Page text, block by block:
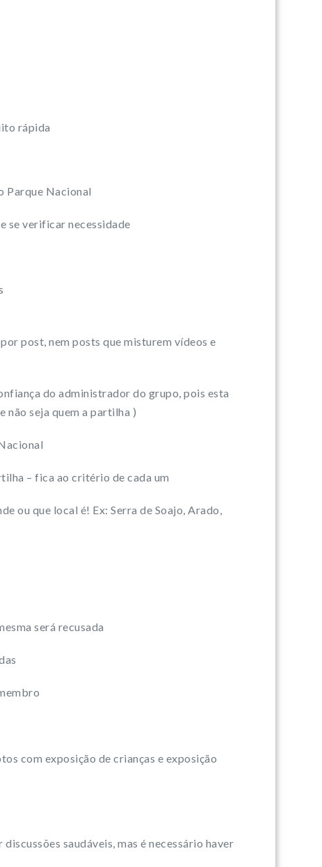
rápida
Parque Nacional
se verificar necessidade
post, nem posts que misturem vídeos e
do administrador do grupo, pois esta
não seja quem a partilha )
– fica ao critério de cada um
ou que local é! Ex: Serra de Soajo, Arado,
será recusada
com exposição de crianças e exposição
saudáveis, mas é necessário haver